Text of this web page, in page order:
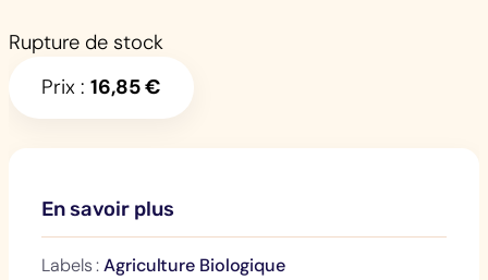
Rupture de stock
Prix : 16,85€
En savoir plus
Labels :Agriculture Biologique